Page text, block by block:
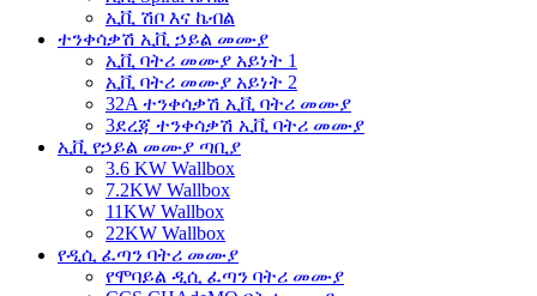
ኢቪ ሽቦ እና ኬብል
ተንቀሳቃሽ ኢቪ ኃይል መሙያ
ኢቪ ባትሪ መሙያ አይነት 1
ኢቪ ባትሪ መሙያ አይነት 2
32A ተንቀሳቃሽ ኢቪ ባትሪ መሙያ
3ደረጃ ተንቀሳቃሽ ኢቪ ባትሪ መሙያ
ኢቪ የኃይል መሙያ ጣቢያ
3.6 KW Wallbox
7.2KW Wallbox
11KW Wallbox
22KW Wallbox
የዲሲ ፈጣን ባትሪ መሙያ
የሞባይል ዲሲ ፈጣን ባትሪ መሙያ